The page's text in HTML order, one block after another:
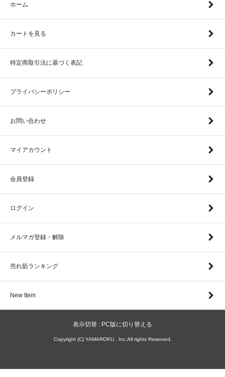
ホーム
カートを見る
特定商取引法に基づく表記
プライバシーポリシー
お問い合わせ
マイアカウント
会員登録
ログイン
メルマガ登録・解除
売れ筋ランキング
New Item
表示切替 : PC版に切り替える
Copyright (C) YAMAROKU , Inc.All rights Reserved.